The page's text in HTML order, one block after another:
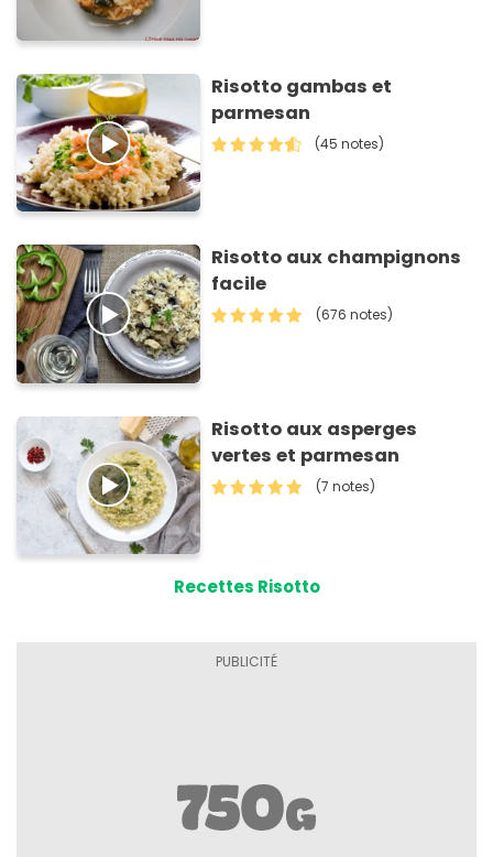
Risotto gambas et
parmesan
(45 notes)
Risotto aux champignons
facile
(676 notes)
Risotto aux asperges
vertes et parmesan
(7 notes)
Recettes Risotto